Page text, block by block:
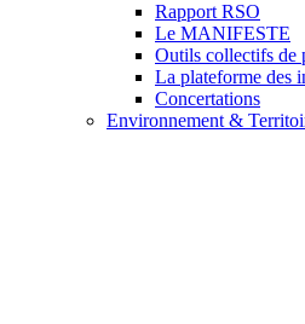
Rapport RSO
Le MANIFESTE
Outils collectifs de
La plateforme des
Concertations
Environnement &